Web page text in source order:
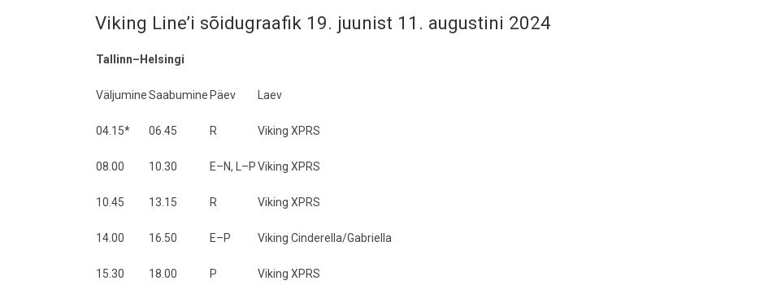
Viking Line’i sõidugraafik 19. juunist 11. augustini 2024
Tallinn–Helsingi
VäljumineSaabumine Päev Laev
04.15* 06.45 R Viking XPRS
08.00 10.30 E–N, L–PViking XPRS
10.45 13.15 R Viking XPRS
14.00 16.50 E–P Viking Cinderella/Gabriella
15.30 18.00 P Viking XPRS